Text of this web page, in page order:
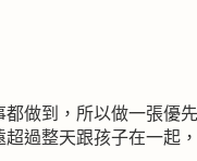
做到，所以做一張優
過整天跟孩子在一起